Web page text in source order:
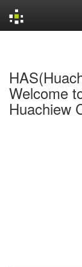
Welcome
Huachiew